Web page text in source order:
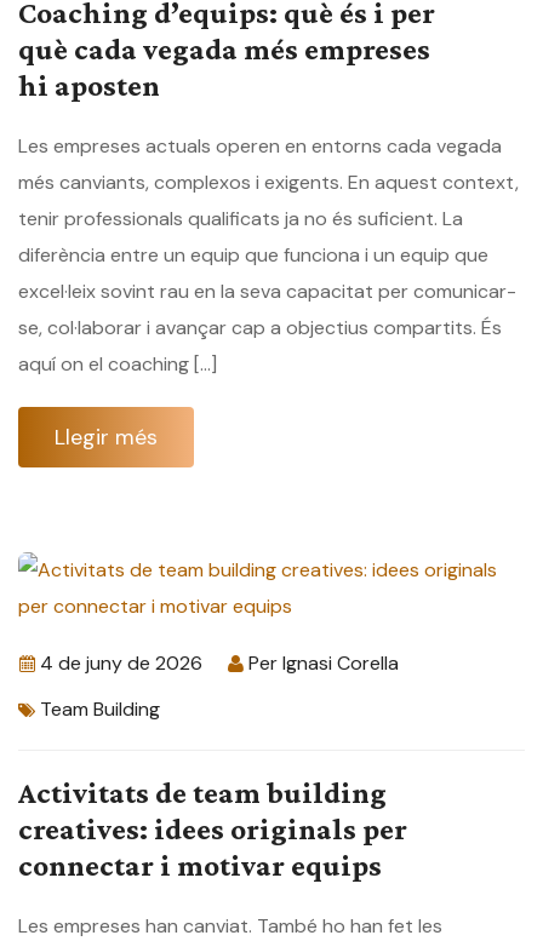
Coaching d’equips: què és i per
què cada vegada més empreses
hi aposten
Les empreses actuals operen en entorns cada vegada
més canviants, complexos i exigents. En aquest context,
tenir professionals qualificats ja no és suficient. La
diferència entre un equip que funciona i un equip que
excel·leix sovint rau en la seva capacitat per comunicar-
se, col·laborar i avançar cap a objectius compartits. És
aquí on el coaching […]
Llegir més
4 de juny de 2026 PerIgnasi Corella
Team Building
Activitats de team building
creatives: idees originals per
connectar i motivar equips
Les empreses han canviat. També ho han fet les